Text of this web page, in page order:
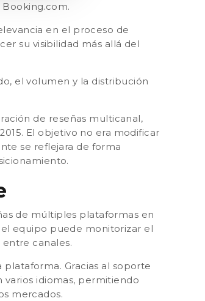
en el proceso de
su visibilidad más allá del
el volumen y la distribución
de reseñas multicanal,
El objetivo no era modificar
se reflejara de forma
de múltiples plataformas en
equipo puede monitorizar el
canales.
Gracias al soporte
varios idiomas, permitiendo
mercados.